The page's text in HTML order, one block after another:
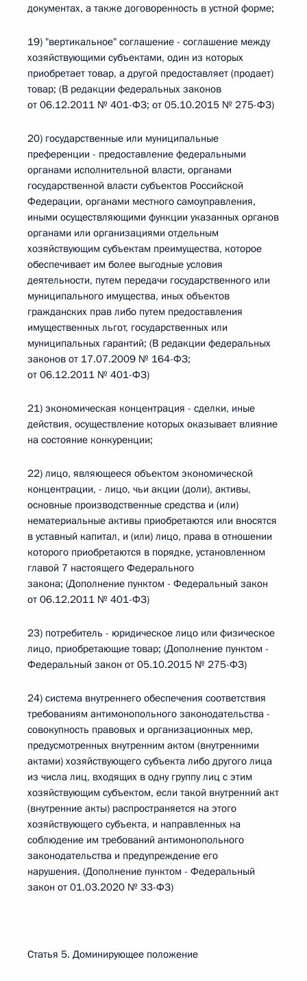
документах, а также договоренность в устной форме;
19) "вертикальное" соглашение - соглашение между
хозяйствующими субъектами, один из которых
приобретает товар, а другой предоставляет (продает)
товар; (В редакции федеральных законов
от 06.12.2011 № 401-ФЗ; от 05.10.2015 № 275-ФЗ)
20) государственные или муниципальные
преференции - предоставление федеральными
органами исполнительной власти, органами
государственной власти субъектов Российской
Федерации, органами местного самоуправления,
иными осуществляющими функции указанных органов
органами или организациями отдельным
хозяйствующим субъектам преимущества, которое
обеспечивает им более выгодные условия
деятельности, путем передачи государственного или
муниципального имущества, иных объектов
гражданских прав либо путем предоставления
имущественных льгот, государственных или
муниципальных гарантий; (В редакции федеральных
законов от 17.07.2009 № 164-ФЗ;
от 06.12.2011 № 401-ФЗ)
21) экономическая концентрация - сделки, иные
действия, осуществление которых оказывает влияние
на состояние конкуренции;
22) лицо, являющееся объектом экономической
концентрации, - лицо, чьи акции (доли), активы,
основные производственные средства и (или)
нематериальные активы приобретаются или вносятся
в уставный капитал, и (или) лицо, права в отношении
которого приобретаются в порядке, установленном
главой 7 настоящего Федерального
закона; (Дополнение пунктом - Федеральный закон
от 06.12.2011 № 401-ФЗ)
23) потребитель - юридическое лицо или физическое
лицо, приобретающие товар; (Дополнение пунктом -
Федеральный закон от 05.10.2015 № 275-ФЗ)
24) система внутреннего обеспечения соответствия
требованиям антимонопольного законодательства -
совокупность правовых и организационных мер,
предусмотренных внутренним актом (внутренними
актами) хозяйствующего субъекта либо другого лица
из числа лиц, входящих в одну группу лиц с этим
хозяйствующим субъектом, если такой внутренний акт
(внутренние акты) распространяется на этого
хозяйствующего субъекта, и направленных на
соблюдение им требований антимонопольного
законодательства и предупреждение его
нарушения. (Дополнение пунктом - Федеральный
закон от 01.03.2020 № 33-ФЗ)
Статья 5. Доминирующее положение